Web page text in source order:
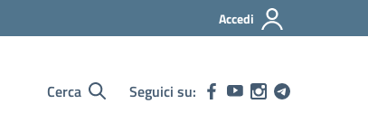
Accedi
Cerca Seguici su: